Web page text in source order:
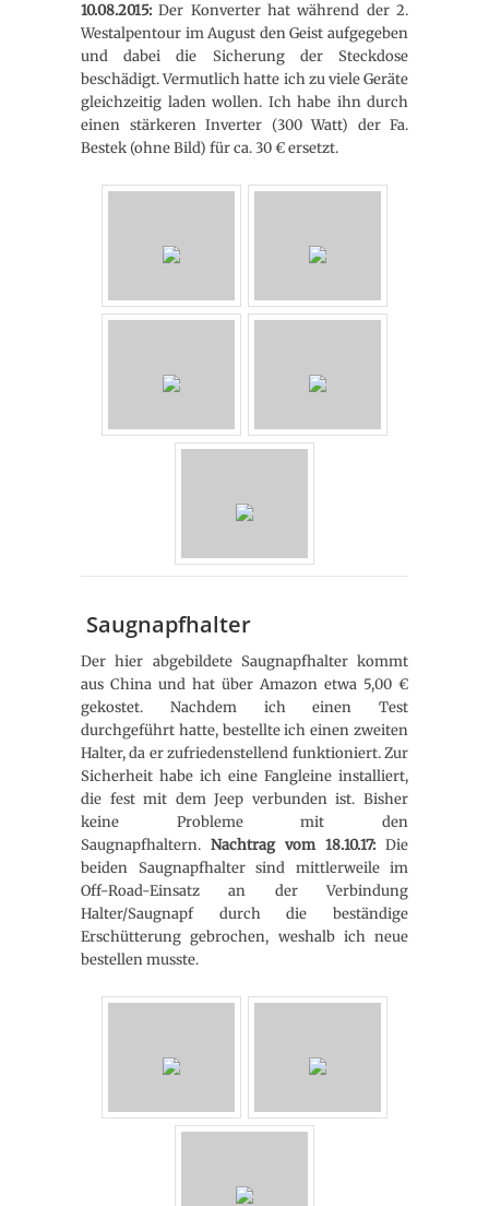
10.08.2015: Der Konverter hat während der 2.
Westalpentour im August den Geist aufgegeben
und dabei die Sicherung der Steckdose
beschädigt. Vermutlich hatte ich zu viele Geräte
gleichzeitig laden wollen. Ich habe ihn durch
einen stärkeren Inverter (300 Watt) der Fa.
Bestek (ohne Bild) für ca. 30 € ersetzt.
Saugnapfhalter
Der hier abgebildete Saugnapfhalter kommt
aus China und hat über Amazon etwa 5,00 €
gekostet. Nachdem ich einen Test
durchgeführt hatte, bestellte ich einen zweiten
Halter, da er zufriedenstellend funktioniert. Zur
Sicherheit habe ich eine Fangleine installiert,
die fest mit dem Jeep verbunden ist. Bisher
keine Probleme mit den
Saugnapfhaltern. Nachtrag vom 18.10.17: Die
beiden Saugnapfhalter sind mittlerweile im
Off-Road-Einsatz an der Verbindung
Halter/Saugnapf durch die beständige
Erschütterung gebrochen, weshalb ich neue
bestellen musste.